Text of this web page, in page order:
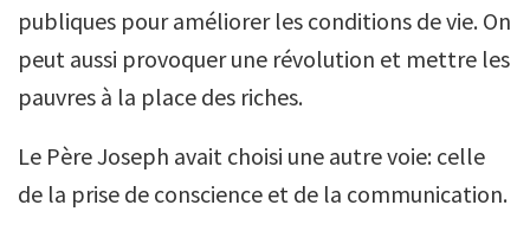
publiques pour améliorer les conditions de vie. On
peut aussi provoquer une révolution et mettre les
pauvres à la place des riches.
Le Père Joseph avait choisi une autre voie: celle
de la prise de conscience et de la communication.